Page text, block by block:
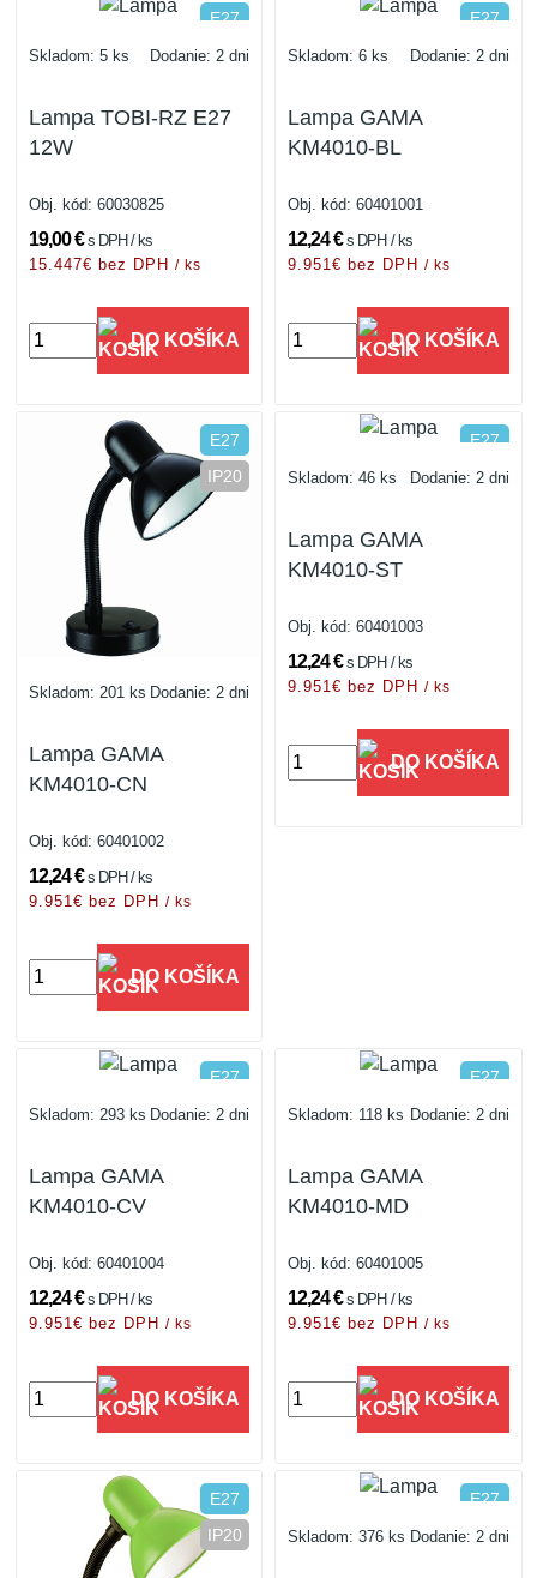
E27
IP20
Skladom: 5 ks Dodanie: 2 dni
Lampa TOBI-RZ E27
12W
Obj. kód: 60030825
19,00 €s DPH / ks
15.447€ bez DPH / ks
DO KOŠÍKA
E27
IP20
Skladom: 6 ks Dodanie: 2 dni
Lampa GAMA
KM4010-BL
Obj. kód: 60401001
12,24 €s DPH / ks
9.951€ bez DPH / ks
DO KOŠÍKA
E27
IP20
Skladom: 201 ks Dodanie: 2 dni
Lampa GAMA
KM4010-CN
Obj. kód: 60401002
12,24 €s DPH / ks
9.951€ bez DPH / ks
DO KOŠÍKA
E27
IP20
Skladom: 46 ks Dodanie: 2 dni
Lampa GAMA
KM4010-ST
Obj. kód: 60401003
12,24 €s DPH / ks
9.951€ bez DPH / ks
DO KOŠÍKA
E27
IP20
Skladom: 293 ks Dodanie: 2 dni
Lampa GAMA
KM4010-CV
Obj. kód: 60401004
12,24 €s DPH / ks
9.951€ bez DPH / ks
DO KOŠÍKA
E27
IP20
Skladom: 118 ks Dodanie: 2 dni
Lampa GAMA
KM4010-MD
Obj. kód: 60401005
12,24 €s DPH / ks
9.951€ bez DPH / ks
DO KOŠÍKA
E27
IP20
E27
IP20
Skladom: 376 ks Dodanie: 2 dni